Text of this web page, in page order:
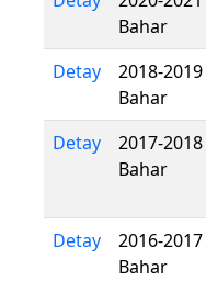
Bahar
Detay
2018-2019
Bahar
Detay
2017-2018
Bahar
Detay
2016-2017
Bahar